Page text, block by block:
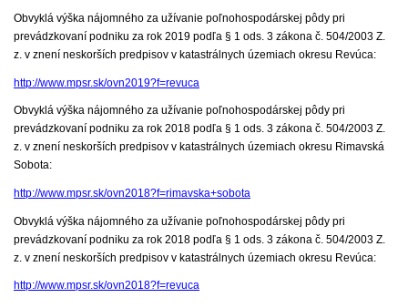
Obvyklá výška nájomného za užívanie poľnohospodárskej pôdy pri
prevádzkovaní podniku za rok 2019 podľa § 1 ods. 3 zákona č. 504/2003 Z.
z. v znení neskorších predpisov v katastrálnych územiach okresu Revúca:
http://www.mpsr.sk/ovn2019?f=revuca
Obvyklá výška nájomného za užívanie poľnohospodárskej pôdy pri
prevádzkovaní podniku za rok 2018 podľa § 1 ods. 3 zákona č. 504/2003 Z.
z. v znení neskorších predpisov v katastrálnych územiach okresu Rimavská
Sobota:
http://www.mpsr.sk/ovn2018?f=rimavska+sobota
Obvyklá výška nájomného za užívanie poľnohospodárskej pôdy pri
prevádzkovaní podniku za rok 2018 podľa § 1 ods. 3 zákona č. 504/2003 Z.
z. v znení neskorších predpisov v katastrálnych územiach okresu Revúca:
http://www.mpsr.sk/ovn2018?f=revuca